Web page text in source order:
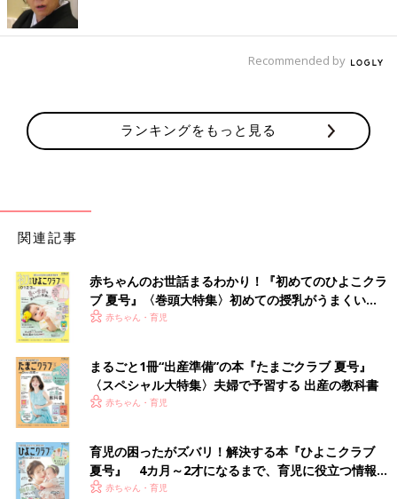
Recommended by
ランキングをもっと見る
関連記事
赤ちゃんのお世話まるわかり！『初めてのひよこクラ
ブ 夏号』〈巻頭大特集〉初めての授乳がうまくい
く！ おっぱい・ミルクの基本と夏のトラブル 解決テ
赤ちゃん・育児
まるごと1冊“出産準備”の本『たまごクラブ 夏号』
〈スペシャル大特集〉夫婦で予習する 出産の教科書
赤ちゃん・育児
育児の困ったがズバリ！解決する本『ひよこクラブ
夏号』 4カ月～2才になるまで、育児に役立つ情報が
いっぱい！
赤ちゃん・育児